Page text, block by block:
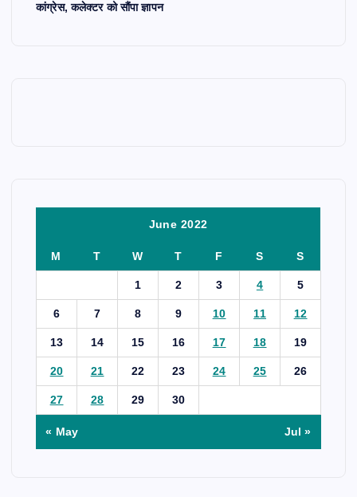
कांग्रेस, कलेक्टर को सौंपा ज्ञापन
June 2022
M T W T F S S
1 2 3 4 5
6 7 8 9 10 11 12
13 14 15 16 17 18 19
20 21 22 23 24 25 26
27 28 29 30
« May Jul »